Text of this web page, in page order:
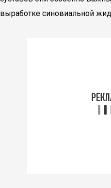
выработке синовиальной